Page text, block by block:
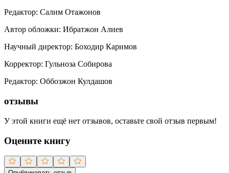
Редактор: Салим Отажонов
Автор обложки: Ибратжон Алиев
Научный директор: Боходир Каримов
Корректор: Гульноза Собирова
Редактор: Оббозжон Кулдашов
отзывы
У этой книги ещё нет отзывов, оставьте свой отзыв первым!
Оцените книгу